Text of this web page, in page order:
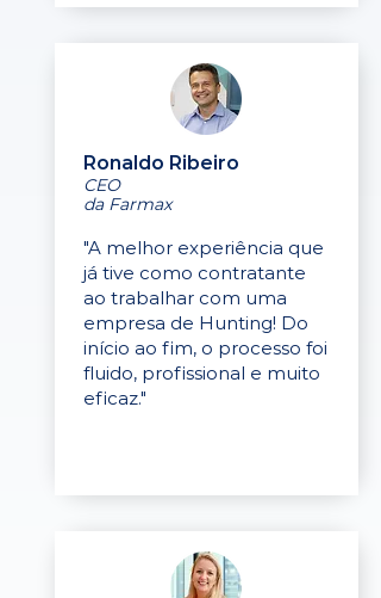
Ronaldo Ribeiro
CEO
da Farmax
"A melhor experiência que
já tive como contratante
ao trabalhar com uma
empresa de Hunting! Do
início ao fim, o processo foi
fluido, profissional e muito
eficaz."